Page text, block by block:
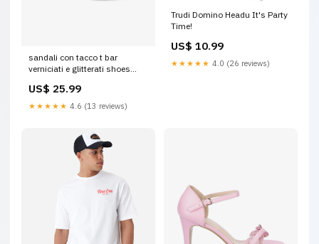
sandali con tacco t bar
verniciati e glitterati shoes
US$ 25.99
★★★★★ 4.6 (13 reviews)
Trudi Domino Headu It's Party
Time!
US$ 10.99
★★★★★ 4.0 (26 reviews)